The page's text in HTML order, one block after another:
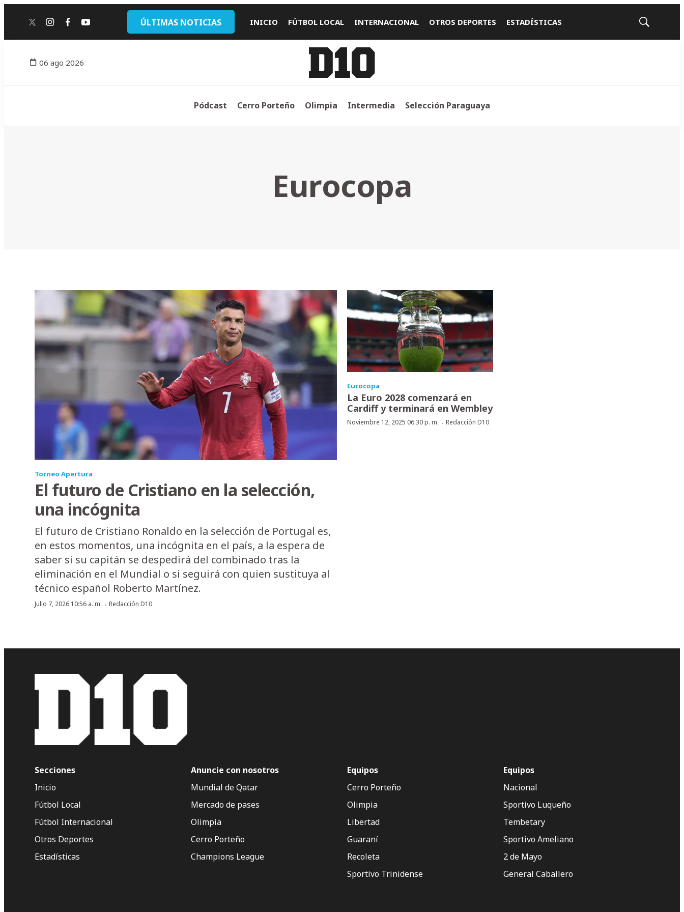
twitterinstagram
facebook
youtube ÚLTIMAS NOTICIAS INICIO FÚTBOL LOCAL INTERNACIONAL OTROS DEPORTES ESTADÍSTICAS
Mostrar
06 ago 2026
Pódcast Cerro Porteño Olimpia Intermedia Selección Paraguaya
Eurocopa
Torneo Apertura
El futuro de Cristiano en la selección,
una incógnita
El futuro de Cristiano Ronaldo en la selección de Portugal es,
en estos momentos, una incógnita en el país, a la espera de
saber si su capitán se despedirá del combinado tras la
eliminación en el Mundial o si seguirá con quien sustituya al
técnico español Roberto Martínez.
Julio 7, 2026 10:56 a. m. · Redacción D10
Eurocopa
La Euro 2028 comenzará en
Cardiff y terminará en Wembley
Noviembre 12, 2025 06:30 p. m. · Redacción D10
Secciones
Inicio
Fútbol Local
Fútbol Internacional
Otros Deportes
Estadísticas
Anuncie con nosotros
Mundial de Qatar
Mercado de pases
Olimpia
Cerro Porteño
Champions League
Equipos
Cerro Porteño
Olimpia
Libertad
Guaraní
Recoleta
Sportivo Trinidense
Equipos
Nacional
Sportivo Luqueño
Tembetary
Sportivo Ameliano
2 de Mayo
General Caballero